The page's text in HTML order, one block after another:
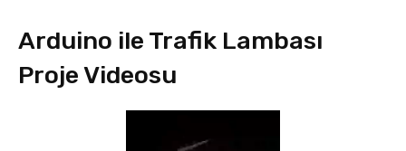
Arduino ile Trafik Lambası
Proje Videosu